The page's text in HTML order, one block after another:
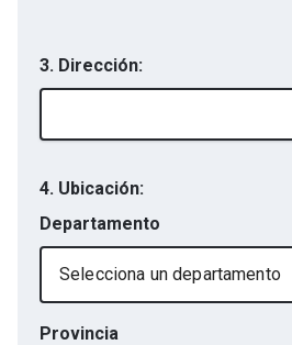
3. Dirección:
4. Ubicación:
Departamento
Selecciona un departamento
Provincia